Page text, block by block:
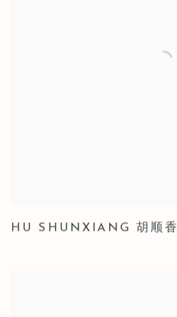
HU SHUNXIANG 胡顺香